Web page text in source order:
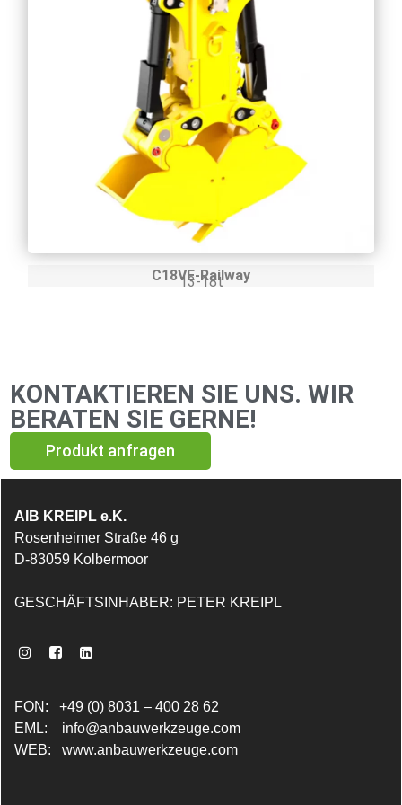
C18VE-Railway
13-18t
KONTAKTIEREN SIE UNS. WIR
BERATEN SIE GERNE!
Produkt anfragen
AIB KREIPL e.K.
Rosenheimer Straße 46 g
D-83059 Kolbermoor
GESCHÄFTSINHABER: PETER KREIPL
FON: +49 (0) 8031 – 400 28 62
EML: info@anbauwerkzeuge.com
WEB: www.anbauwerkzeuge.com